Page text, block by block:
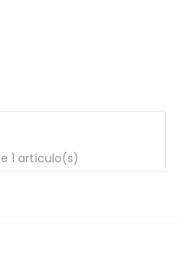
1 artículo(s)